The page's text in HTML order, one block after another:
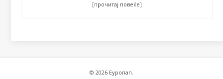
[прочитај повеќе]
© 2026 Еуропап.